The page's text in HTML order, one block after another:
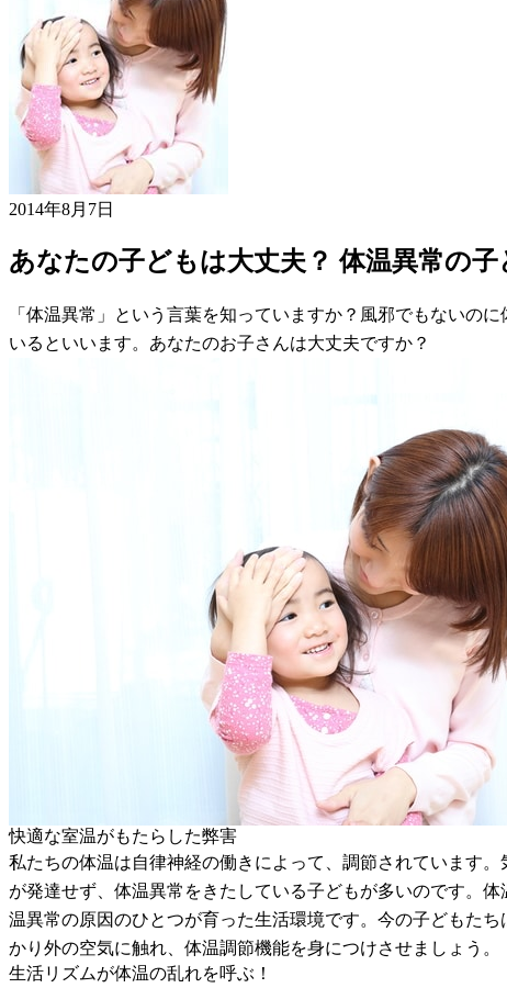
2014年8月7日
あなたの子どもは大丈夫？ 体温異常の子
「体温異常」という言葉を知っていますか？風邪でもないの
いるといいます。あなたのお子さんは大丈夫ですか？
快適な室温がもたらした弊害
私たちの体温は自律神経の働きによって、調節されています
が発達せず、体温異常をきたしている子どもが多いのです。
温異常の原因のひとつが育った生活環境です。今の子どもた
かり外の空気に触れ、体温調節機能を身につけさせましょう。
生活リズムが体温の乱れを呼ぶ！